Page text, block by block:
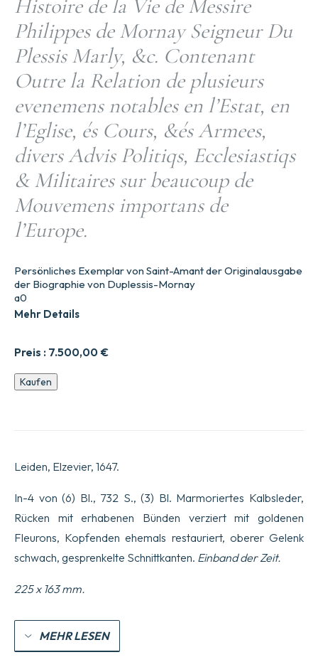
Histoire de la Vie de Messire
Philippes de Mornay Seigneur Du
Plessis Marly, &c. Contenant
Outre la Relation de plusieurs
evenemens notables en l’Estat, en
l’Eglise, és Cours, &és Armees,
divers Advis Politiqs, Ecclesiastiqs
& Militaires sur beaucoup de
Mouvemens importans de
l’Europe.
Preis : 7.500,00 €
Persönliches Exemplar von Saint-Amant der Originalausgabe
der Biographie von Duplessis-Mornay
a0
Mehr Details
Geschichte
des
Mornay
Du
Marly,
&c.
Enthaltend
Neben
Darstellung
mehrerer
Ereignisse
Staat,
Kaufen
Leiden, Elzevier, 1647.
In-4 von (6) Bl., 732 S., (3) Bl. Marmoriertes Kalbsleder,
Rücken mit erhabenen Bünden verziert mit goldenen
Fleurons, Kopfenden ehemals restauriert, oberer Gelenk
schwach, gesprenkelte Schnittkanten. Einband der Zeit.
225 x 163 mm.
MEHR LESEN